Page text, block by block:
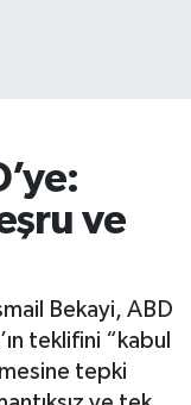
ve
Bekayi, ABD
teklifini “kabul
tepki